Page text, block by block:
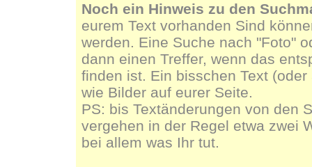
Noch ein Hinweis zu den
eurem Text vorhanden Sind
werden. Eine Suche nach "Foto"
dann einen Treffer, wenn das
finden ist. Ein bisschen Text
wie Bilder auf eurer Seite.
PS: bis Textänderungen von den
vergehen in der Regel etwa zwei
bei allem was Ihr tut.